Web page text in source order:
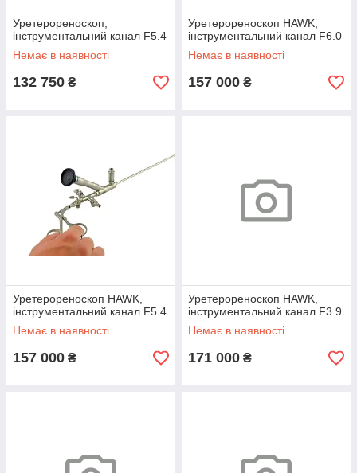
Уретерореноскоп,
інструментальний канал F5.4
Немає в наявності
132 750 ₴
Уретерореноскоп HAWK,
інструментальний канал F6.0
Немає в наявності
157 000 ₴
Уретерореноскоп HAWK,
інструментальний канал F5.4
Немає в наявності
157 000 ₴
Уретерореноскоп HAWK,
інструментальний канал F3.9
Немає в наявності
171 000 ₴